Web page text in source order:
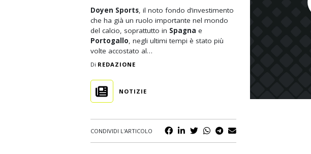
Sport e Finanza
SportNEXT
Business
Scommesse
Casinò
Doyen Sports, il noto fondo d’investimento
che ha già un ruolo importante nel mondo
del calcio, soprattutto in Spagna e
Portogallo, negli ultimi tempi è stato più
volte accostato al…
Di REDAZIONE
NOTIZIE
CONDIVIDI L'ARTICOLO